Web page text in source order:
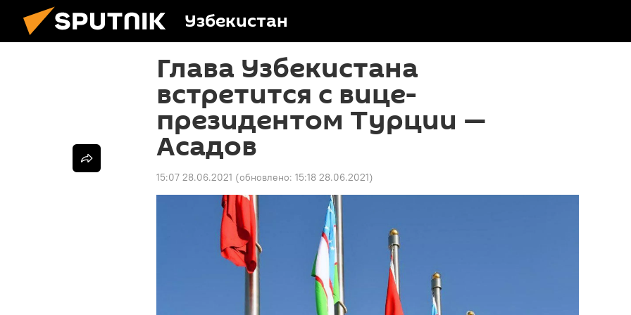
Узбекистан
Глава Узбекистана
встретится с вице-
президентом Турции —
Асадов
15:07 28.06.2021 (обновлено: 15:18 28.06.2021)